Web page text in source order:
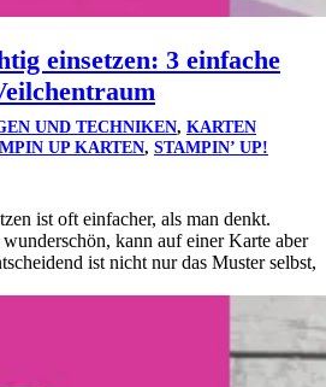
einsetzen: 3 einfache
UND TECHNIKEN, KARTEN
UP KARTEN, STAMPIN’ UP!
ist oft einfacher, als man denkt.
kann auf einer Karte aber
ist nicht nur das Muster selbst,